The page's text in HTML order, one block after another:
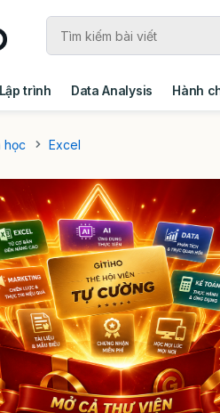
Lập trình Data Analysis Hành
học Excel